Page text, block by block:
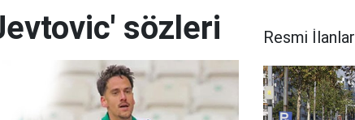
sözleri Resmi İlanlar